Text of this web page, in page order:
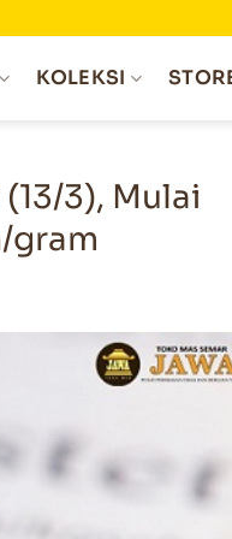
KOLEKSI
3), Mulai
gram